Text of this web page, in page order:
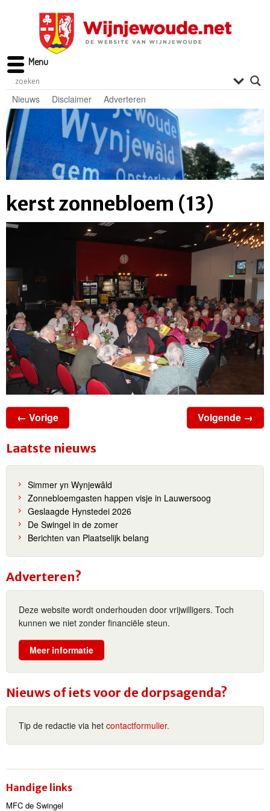
Nieuws Disclaimer Adverteren
kerst zonnebloem (13)
← Vorige Volgende →
Laatste nieuws
Simmer yn Wynjewâld
Zonnebloemgasten happen visje in Lauwersoog
Geslaagde Hynstedei 2026
De Swingel in de zomer
Berichten van Plaatselijk belang
Adverteren?
Deze website wordt onderhouden door vrijwilligers. Toch
kunnen we niet zonder financiële steun.
Meer informatie
Nieuws of iets voor de dorpsagenda?
Tip de redactie via het contactformulier.
Handige links
MFC de Swingel
Menu